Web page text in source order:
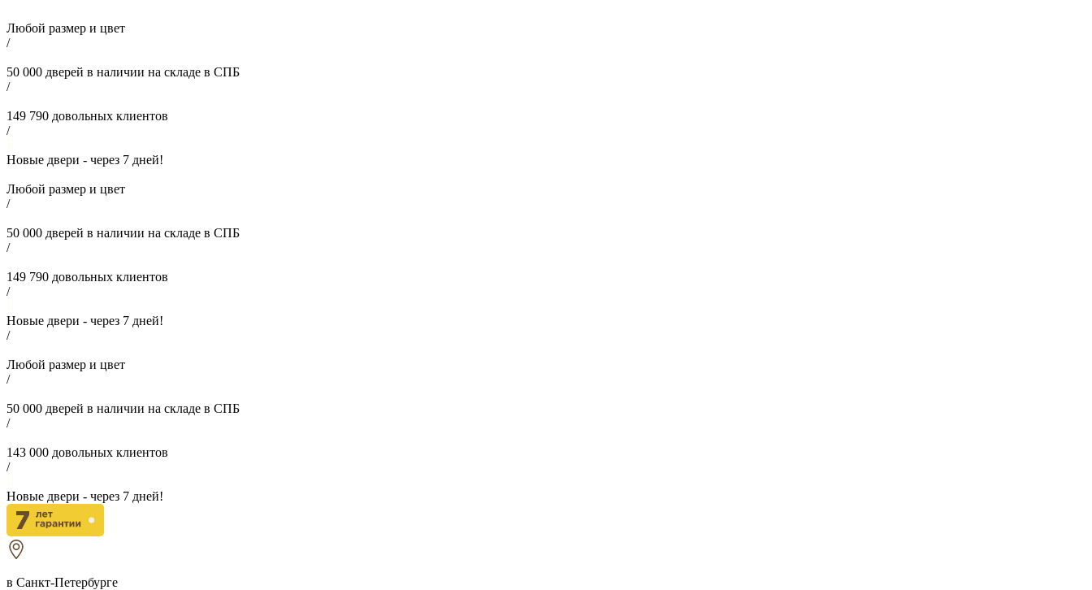
Любой размер и цвет
/
50 000 дверей в наличии на складе в СПБ
/
149 790 довольных клиентов
/
Новые двери - через 7 дней!
Любой размер и цвет
/
50 000 дверей в наличии на складе в СПБ
/
149 790 довольных клиентов
/
Новые двери - через 7 дней!
/
Любой размер и цвет
/
50 000 дверей в наличии на складе в СПБ
/
143 000 довольных клиентов
/
Новые двери - через 7 дней!
в Санкт-Петербурге